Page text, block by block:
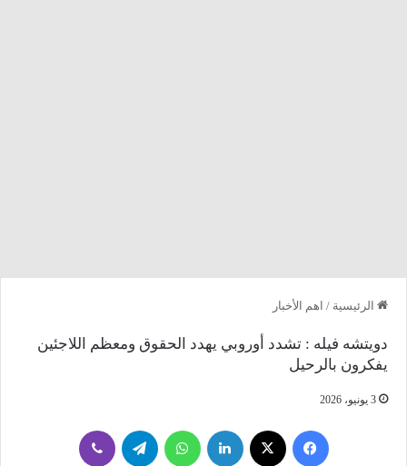
الرئيسية / اهم الأخبار
دويتشه فيله : تشدد أوروبي يهدد الحقوق ومعظم اللاجئين
يفكرون بالرحيل
3 يونيو، 2026
فيسبوك لينكدإن واتساب تيلقرام